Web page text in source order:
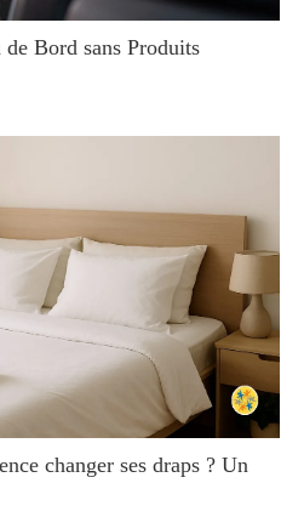
Bord sans Produits
changer ses draps ? Un